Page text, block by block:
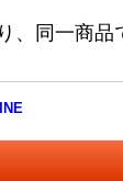
、同一商